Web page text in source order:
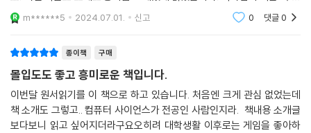
라가볼까 생각중입니다.
m******5 2024.07.01. 신고 0 댓글0
종이책 구매
몰입도도 좋고 흥미로운 책입니다.
이번달 원서읽기를 이 책으로 하고 있습니다. 처음엔 크게 관심 없었는데
책 소개도 그렇고.. 컴퓨터 사이언스가 전공인 사람인지라. 책내용 소개글
보다보니 읽고 싶어지더라구요오히려 대학생활 이후로는 게임을 좋아하